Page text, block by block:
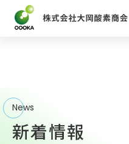
News
新着情報